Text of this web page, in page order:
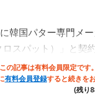
韓国パター専門メー
ロスパット）」と契
この記事は有料会員限定です。
有料会員登録すると続きを
(残り